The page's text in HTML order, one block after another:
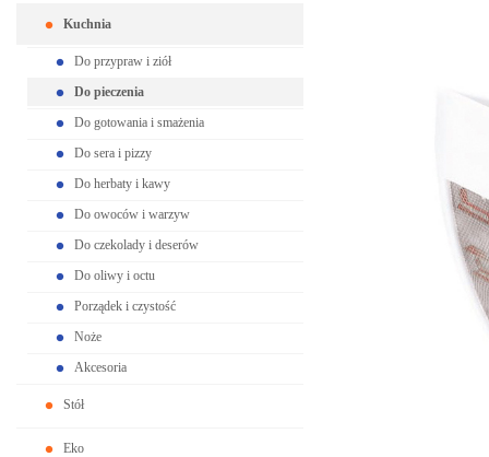
Kuchnia
Do przypraw i ziół
Do pieczenia
Do gotowania i smażenia
Do sera i pizzy
Do herbaty i kawy
Do owoców i warzyw
Do czekolady i deserów
Do oliwy i octu
Porządek i czystość
Noże
Akcesoria
Stół
Eko